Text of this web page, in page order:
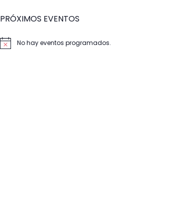
PRÓXIMOS EVENTOS
Aviso No hay eventos programados.